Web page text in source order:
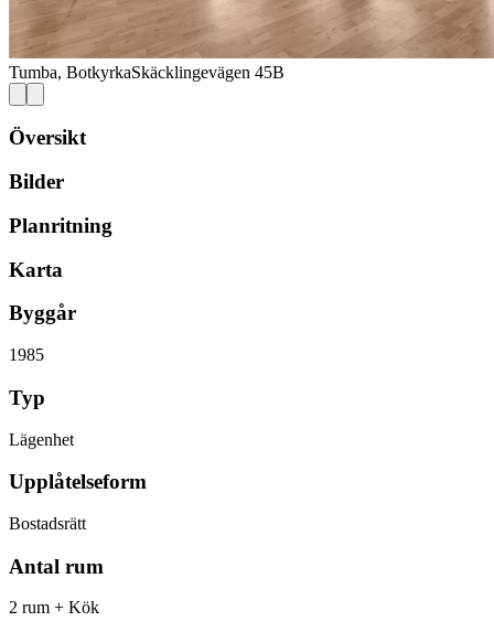
Tumba, BotkyrkaSkäcklingevägen 45B
Översikt
Bilder
Planritning
Karta
Byggår
1985
Typ
Lägenhet
Upplåtelseform
Bostadsrätt
Antal rum
2 rum + Kök